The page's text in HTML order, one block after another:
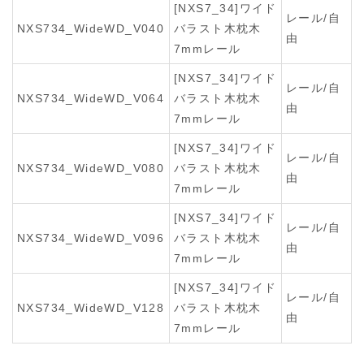
NXS734_WideWD_V040
[NXS7_34]ワイド
バラスト木枕木
7mmレール
レール/自
由
NXS734_WideWD_V064
[NXS7_34]ワイド
バラスト木枕木
7mmレール
レール/自
由
NXS734_WideWD_V080
[NXS7_34]ワイド
バラスト木枕木
7mmレール
レール/自
由
NXS734_WideWD_V096
[NXS7_34]ワイド
バラスト木枕木
7mmレール
レール/自
由
NXS734_WideWD_V128
[NXS7_34]ワイド
バラスト木枕木
7mmレール
レール/自
由